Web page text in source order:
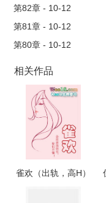
第82章 - 10-12
第81章 - 10-12
第80章 - 10-12
相关作品
雀欢（出轨，高H）